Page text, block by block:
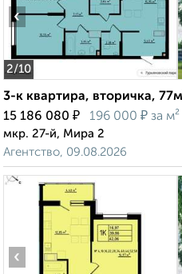
2/10
‹
3-к квартира, вторичка,
15 186 080 ₽ 196 000 ₽ за м²
мкр. 27-й, Мира 2
Агентство, 09.08.2026
‹